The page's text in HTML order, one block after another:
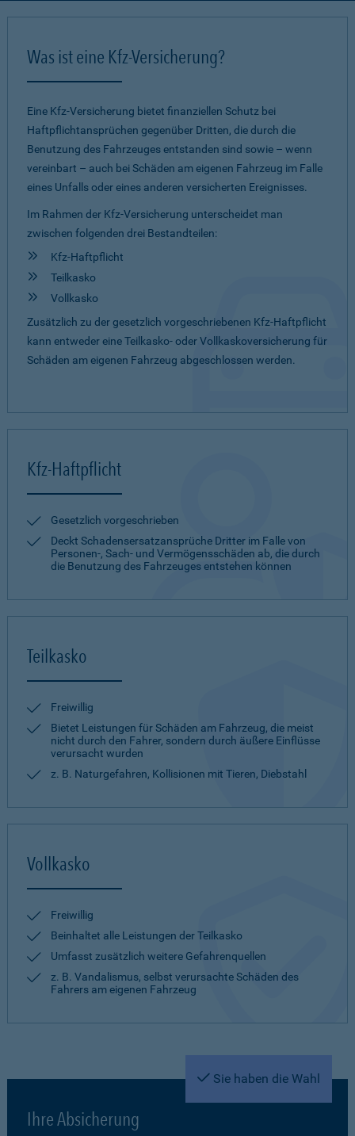
Was ist eine Kfz-Versicherung?
Eine Kfz-Versicherung bietet finanziellen Schutz bei
Haftpflichtansprüchen gegenüber Dritten, die durch die
Benutzung des Fahrzeuges entstanden sind sowie – wenn
vereinbart – auch bei Schäden am eigenen Fahrzeug im Falle
eines Unfalls oder eines anderen versicherten Ereignisses.
Im Rahmen der Kfz-Versicherung unterscheidet man
zwischen folgenden drei Bestandteilen:
Kfz-Haftpflicht
Teilkasko
Vollkasko
Zusätzlich zu der gesetzlich vorgeschriebenen Kfz-Haftpflicht
kann entweder eine Teilkasko- oder Vollkaskoversicherung für
Schäden am eigenen Fahrzeug abgeschlossen werden.
Kfz-Haftpflicht
Gesetzlich vorgeschrieben
Deckt Schadensersatzansprüche Dritter im Falle von
Personen-, Sach- und Vermögensschäden ab, die durch
die Benutzung des Fahrzeuges entstehen können
Teilkasko
Freiwillig
Bietet Leistungen für Schäden am Fahrzeug, die meist
nicht durch den Fahrer, sondern durch äußere Einflüsse
verursacht wurden
z. B. Naturgefahren, Kollisionen mit Tieren, Diebstahl
Vollkasko
Freiwillig
Beinhaltet alle Leistungen der Teilkasko
Umfasst zusätzlich weitere Gefahrenquellen
z. B. Vandalismus, selbst verursachte Schäden des
Fahrers am eigenen Fahrzeug
Sie haben die Wahl
Ihre Absicherung